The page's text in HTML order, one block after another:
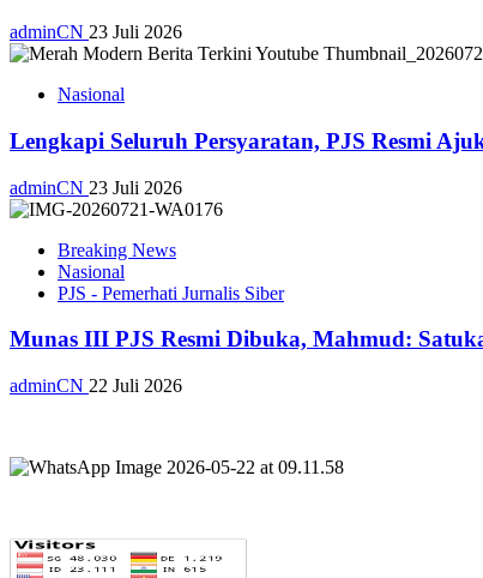
adminCN 23 Juli 2026
Nasional
Lengkapi Seluruh Persyaratan, PJS Resmi
adminCN 23 Juli 2026
Breaking News
Nasional
PJS - Pemerhati Jurnalis Siber
Munas III PJS Resmi Dibuka, Mahmud:
adminCN 22 Juli 2026